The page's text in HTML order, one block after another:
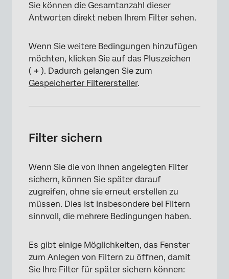
×
Sie können die Gesamtanzahl dieser
Antworten direkt neben Ihrem Filter sehen.
Wenn Sie weitere Bedingungen hinzufügen
möchten, klicken Sie auf das Pluszeichen
( + ). Dadurch gelangen Sie zum
Gespeicherter Filterersteller.
Filter sichern
Wenn Sie die von Ihnen angelegten Filter
sichern, können Sie später darauf
zugreifen, ohne sie erneut erstellen zu
müssen. Dies ist insbesondere bei Filtern
sinnvoll, die mehrere Bedingungen haben.
Es gibt einige Möglichkeiten, das Fenster
zum Anlegen von Filtern zu öffnen, damit
Sie Ihre Filter für später sichern können: